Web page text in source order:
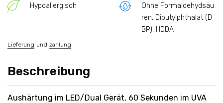
Hypoallergisch
Ohne Formaldehydsäu
ren, Dibutylphthalat (D
BP), HDDA
Lieferung und zahlung
Beschreibung
Aushärtung im LED/Dual Gerät, 60 Sekunden im UVA